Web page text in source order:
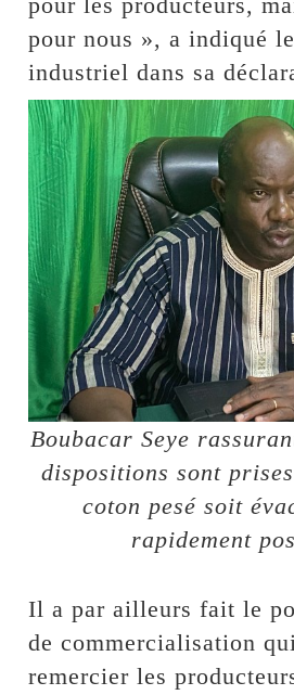
pour nous », a indiqué
industriel dans sa
Boubacar Seye
dispositions sont
coton pesé soit
rapidement
Il a par ailleurs fait le
de commercialisation
remercier les